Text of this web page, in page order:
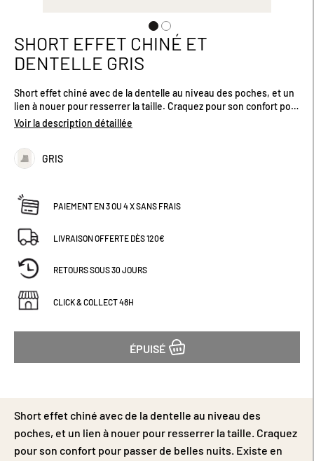
Passer
au
début
la
Galerie
d’images
SHORT EFFET CHINÉ ET
DENTELLE GRIS
Short effet chiné avec de la dentelle au niveau des poches, et un
lien à nouer pour resserrer la taille. Craquez pour son confort pour
passer de belles nuits. Existe en plusieurs coloris et tailles.
Voir la description détaillée
GRIS
PAIEMENT EN 3 OU 4 X SANS FRAIS
LIVRAISON OFFERTE DÈS 120€
RETOURS SOUS 30 JOURS
CLICK & COLLECT 48H
ÉPUISÉ
Short effet chiné avec de la dentelle au niveau des
poches, et un lien à nouer pour resserrer la taille. Craquez
pour son confort pour passer de belles nuits. Existe en